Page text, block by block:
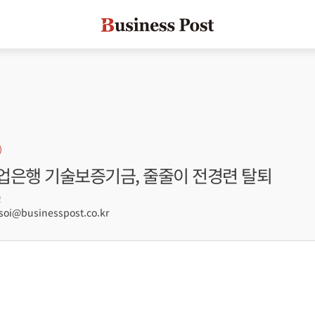
은행 기술보증기금, 줄줄이 전경련 탈퇴